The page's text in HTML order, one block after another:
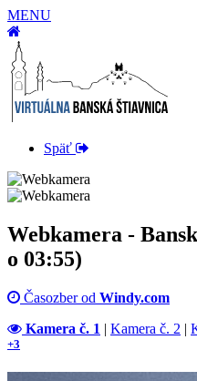
MENU
Späť
Webkamera -
o 03:55)
Časozber od Windy.com
Kamera č. 1 | Kamera č. 2 |
+3